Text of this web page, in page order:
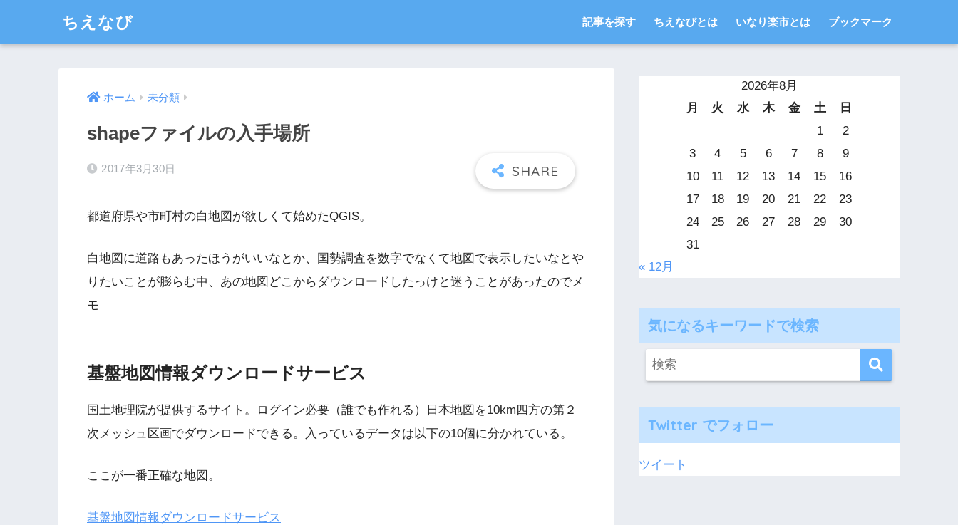
ちえなび 記事を探す ちえなびとは いなり楽市とは ブックマーク
ホーム 未分類
shapeファイルの入手場所
2017年3月30日
都道府県や市町村の白地図が欲しくて始めたQGIS。
白地図に道路もあったほうがいいなとか、国勢調査を数字でなくて地図で表示したいなとや
りたいことが膨らむ中、あの地図どこからダウンロードしたっけと迷うことがあったのでメ
モ
基盤地図情報ダウンロードサービス
国土地理院が提供するサイト。ログイン必要（誰でも作れる）日本地図を10km四方の第２
次メッシュ区画でダウンロードできる。入っているデータは以下の10個に分かれている。
ここが一番正確な地図。
基盤地図情報ダウンロードサービス
2026年8月
月
火 水 木 金 土
日
1
2
3
4 5 6 7 8
9
10
11 12 13 14 15
16
17
18 19 20 21 22
23
24
25 26 27 28 29
30
31
« 12月
気になるキーワードで検索
Twitter でフォロー
ツイート